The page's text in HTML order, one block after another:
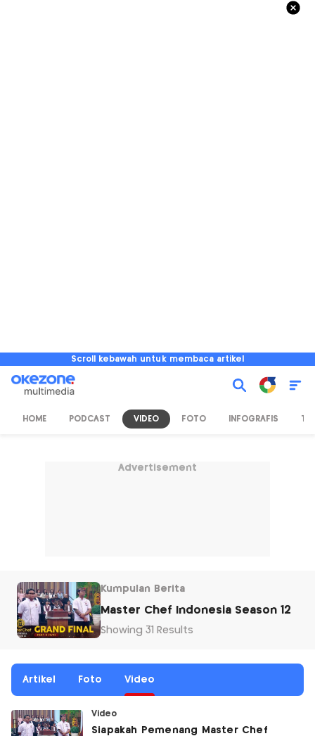
Scroll kebawah untuk membaca artikel
HOME PODCAST VIDEO FOTO INFOGRAFIS TV
Advertisement
Kumpulan Berita
Master Chef Indonesia Season 12
Showing 31 Results
Artikel Foto Video
Video
Siapakah Pemenang Master Chef